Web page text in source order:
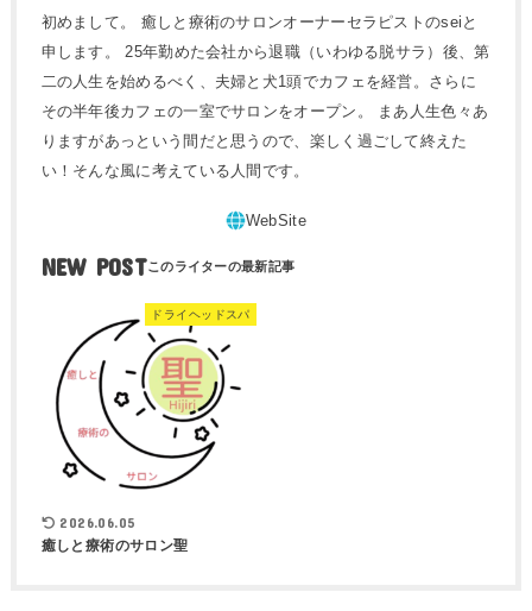
初めまして。 癒しと療術のサロンオーナーセラピストのseiと
申します。 25年勤めた会社から退職（いわゆる脱サラ）後、第
二の人生を始めるべく、夫婦と犬1頭でカフェを経営。さらに
その半年後カフェの一室でサロンをオープン。 まあ人生色々あ
りますがあっという間だと思うので、楽しく過ごして終えた
い！そんな風に考えている人間です。
NEW POST
ドライヘッドスパ
2026.06.05
癒しと療術のサロン聖